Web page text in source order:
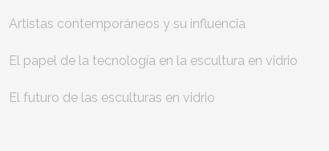
Artistas contemporáneos y su influencia
El papel de la tecnología en la escultura en vidrio
El futuro de las esculturas en vidrio